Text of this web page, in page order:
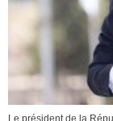
Le président de la